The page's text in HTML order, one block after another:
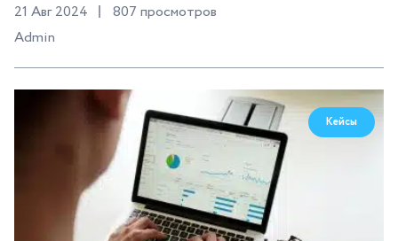
21 Авг 2024
807 просмотров
Admin
Кейсы